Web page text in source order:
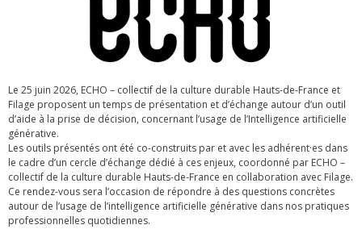
Le 25 juin 2026, ECHO – collectif de la culture durable Hauts-de-France et
Filage proposent un temps de présentation et d’échange autour d’un outil
d’aide à la prise de décision, concernant l’usage de l’Intelligence artificielle
générative.
Les outils présentés ont été co-construits par et avec les adhérent·es dans
le cadre d’un cercle d’échange dédié à ces enjeux, coordonné par ECHO –
collectif de la culture durable Hauts-de-France en collaboration avec Filage.
Ce rendez-vous sera l’occasion de répondre à des questions concrètes
autour de l’usage de l’intelligence artificielle générative dans nos pratiques
professionnelles quotidiennes.